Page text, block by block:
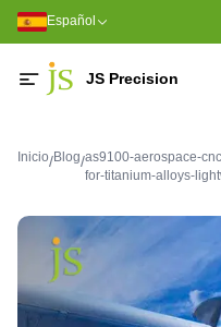
Español
JS Precision
Inicio/Blog/as9100-aerospace-
for-titanium-alloys-